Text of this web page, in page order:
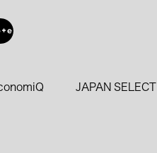
JAPAN SELECT